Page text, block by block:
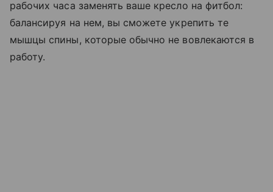
рабочих часа заменять ваше кресло на фитбол:
балансируя на нем, вы сможете укрепить те
мышцы спины, которые обычно не вовлекаются в
работу.